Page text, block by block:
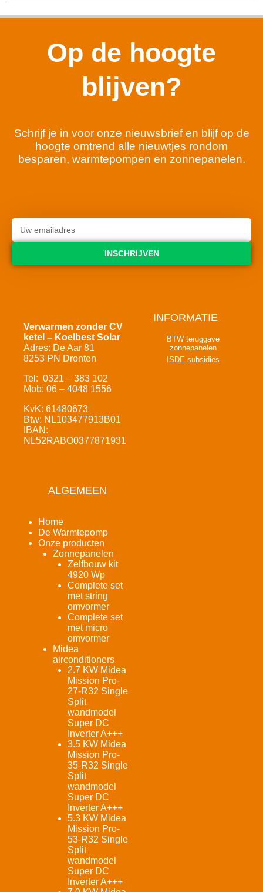
Op de hoogte
blijven?
Schrijf je in voor onze nieuwsbrief en blijf op de
hoogte omtrend alle nieuwtjes rondom
besparen, warmtepompen en zonnepanelen.
INSCHRIJVEN
Verwarmen zonder CV
ketel – Koelbest Solar
Adres: De Aar 81
8253 PN Dronten
Tel: 0321 – 383 102
Mob: 06 – 4048 1556
KvK: 61480673
Btw: NL103477913B01
IBAN:
NL52RABO0377871931
INFORMATIE
BTW teruggave
zonnepanelen
ISDE subsidies
ALGEMEEN
Home
De Warmtepomp
Onze producten
Zonnepanelen
Zelfbouw kit
4920 Wp
Complete set
met string
omvormer
Complete set
met micro
omvormer
Midea
airconditioners
2.7 KW Midea
Mission Pro-
27-R32 Single
Split
wandmodel
Super DC
Inverter A+++
3.5 KW Midea
Mission Pro-
35-R32 Single
Split
wandmodel
Super DC
Inverter A+++
5.3 KW Midea
Mission Pro-
53-R32 Single
Split
wandmodel
Super DC
Inverter A+++